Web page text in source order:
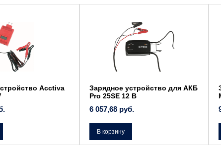
Acctiva
Зарядное устройство для АКБ
Pro 25SE 12 В
6 057,68 руб.
В корзину